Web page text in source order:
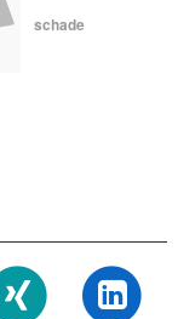
schade